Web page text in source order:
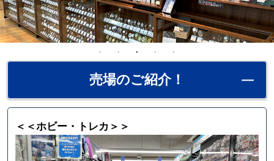
売場のご紹介！
＜＜ホビー・トレカ＞＞